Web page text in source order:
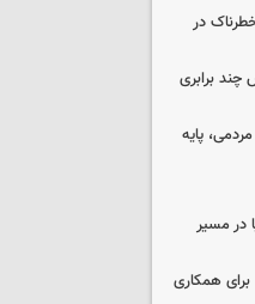
در
برابری
پایه
در مسیر
همکاری